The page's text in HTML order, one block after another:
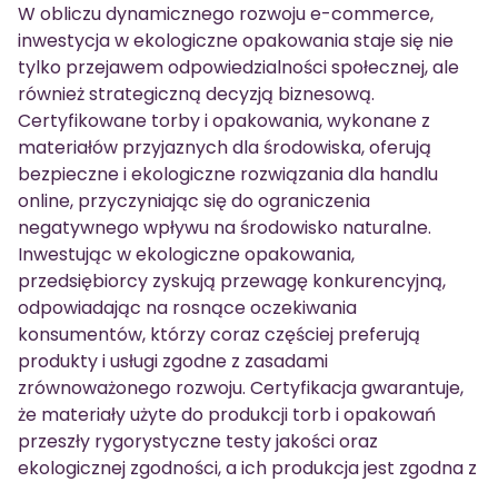
W obliczu dynamicznego rozwoju e-commerce,
inwestycja w ekologiczne opakowania staje się nie
tylko przejawem odpowiedzialności społecznej, ale
również strategiczną decyzją biznesową.
Certyfikowane torby i opakowania, wykonane z
materiałów przyjaznych dla środowiska, oferują
bezpieczne i ekologiczne rozwiązania dla handlu
online, przyczyniając się do ograniczenia
negatywnego wpływu na środowisko naturalne.
Inwestując w ekologiczne opakowania,
przedsiębiorcy zyskują przewagę konkurencyjną,
odpowiadając na rosnące oczekiwania
konsumentów, którzy coraz częściej preferują
produkty i usługi zgodne z zasadami
zrównoważonego rozwoju. Certyfikacja gwarantuje,
że materiały użyte do produkcji torb i opakowań
przeszły rygorystyczne testy jakości oraz
ekologicznej zgodności, a ich produkcja jest zgodna z